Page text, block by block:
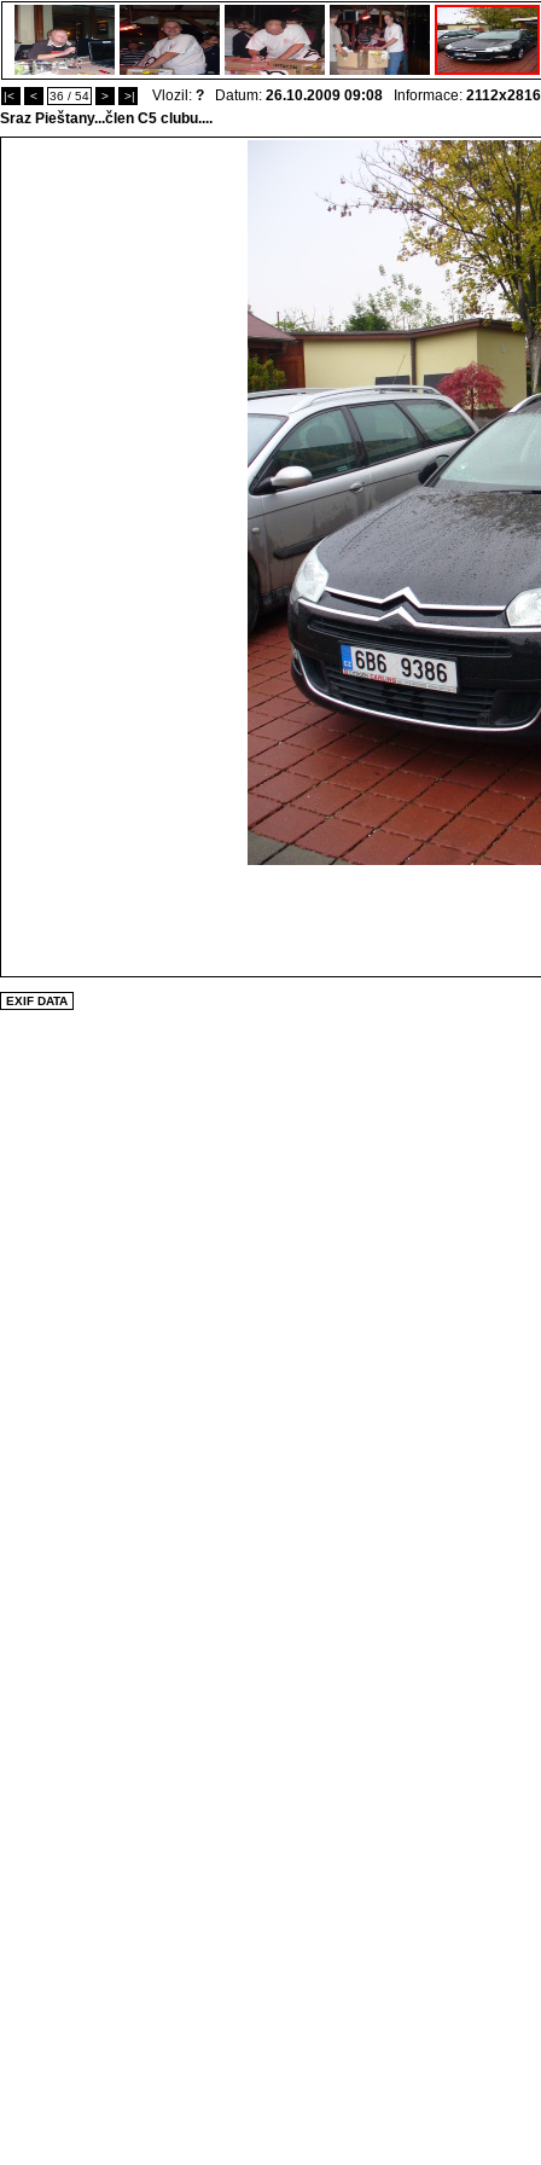
|< < 36 / 54 > >| Vlozil: ? Datum: 26.10.2009 09:08 Informace:
Sraz Pieštany...člen C5 clubu....
EXIF DATA